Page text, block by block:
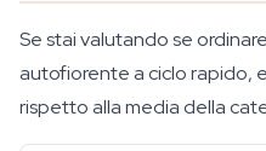
Se stai valutando se
autofiorente a ciclo rapido,
rispetto alla media della